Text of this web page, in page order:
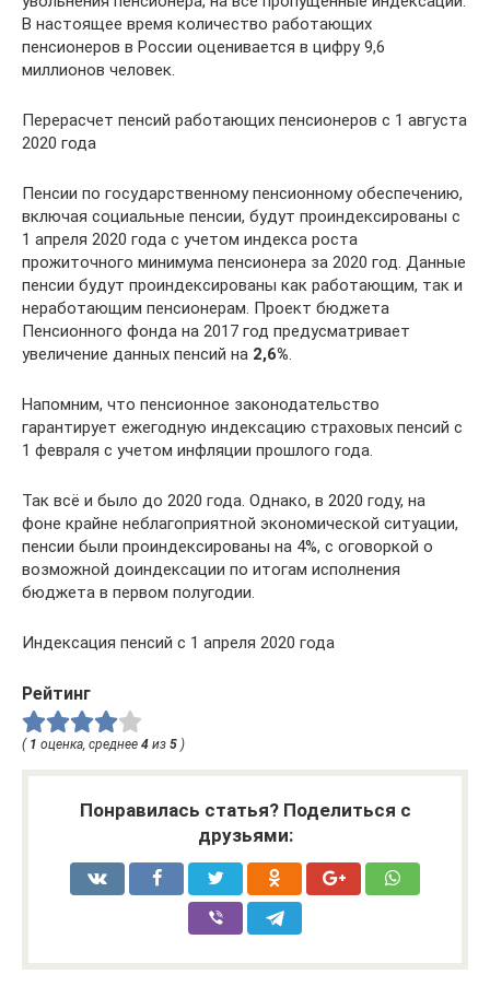
В настоящее время количество работающих
пенсионеров в России оценивается в цифру 9,6
миллионов человек.
Перерасчет пенсий работающих пенсионеров с 1 августа
2020 года
Пенсии по государственному пенсионному обеспечению,
включая социальные пенсии, будут проиндексированы с
1 апреля 2020 года с учетом индекса роста
прожиточного минимума пенсионера за 2020 год. Данные
пенсии будут проиндексированы как работающим, так и
неработающим пенсионерам. Проект бюджета
Пенсионного фонда на 2017 год предусматривает
увеличение данных пенсий на 2,6%
Напомним, что пенсионное законодательство
гарантирует ежегодную индексацию страховых пенсий с
1 февраля с учетом инфляции прошлого года.
Так всё и было до 2020 года. Однако, в 2020 году, на
фоне крайне неблагоприятной экономической ситуации,
пенсии были проиндексированы на 4%, с оговоркой о
возможной доиндексации по итогам исполнения
бюджета в первом полугодии.
Индексация пенсий c 1 апреля 2020 года
Рейтинг
( 1 оценка, среднее 4 из 5 )
Понравилась статья? Поделиться с
друзьями: